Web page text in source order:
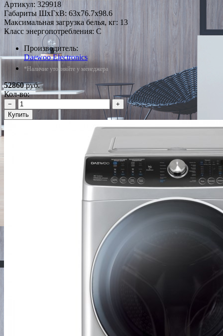
Артикул: 329918
Габариты ШxГxВ: 63x76.7x98.6
Максимальная загрузка белья, кг: 13
Класс энергопотребления: C
Производитель:
Daewoo Electronics
*Наличие уточняйте у менеджера
52860руб.
Кол-во:
−
+
Купить